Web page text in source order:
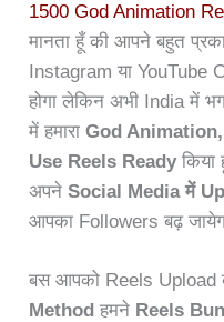
1500 God Animation
मानता हूँ की आपने बहुत
Instagram या YouTube
होगा लेकिन अभी India में
में हमाराGod
Use Reels Ready
अपनेSocial Media में
आपका Followers बढ़
बस आपको Reels Upload
Method हमने Reels